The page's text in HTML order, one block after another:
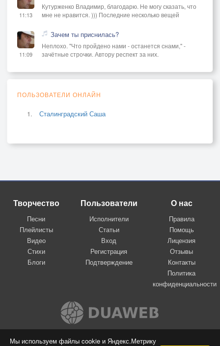
Мы используем файлы cookie и Яндекс.Метрику
11:13
Кутурженко Владимир, благодарю. Не могу сказать, что
мне не нравится. ))) Последние несколько вещей
11:09
Зачем ты приснилась?
Неплохо. "Что пройдено нами - останется снами," -
зачётные строчки. Автору респект за них.
ПОЛЬЗОВАТЕЛИ ОНЛАЙН
Сталинградский Саша
Творчество
Песни
Плейлисты
Видео
Стихи
Блоги
Пользователи
Исполнители
Статьи
Вход
Регистрация
Подтверждение
О нас
Правила
Помощь
Лицензия
Отзывы
Контакты
Политика
конфиденциальности
Вконтакте